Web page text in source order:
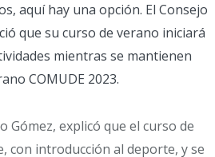
aquí hay una opción. El Consejo
que su curso de verano iniciará
mientras se mantienen
COMUDE 2023.
Gómez, explicó que el curso de
con introducción al deporte, y se